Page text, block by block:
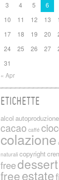
3
4 5 6
10
11 12 13
17
18 19 20
24
25 26 27
31
« Apr
ETICHETTE
alcol autoproduzione
cacao caffé
colazione
naturali copyright
freedessert
freeestate